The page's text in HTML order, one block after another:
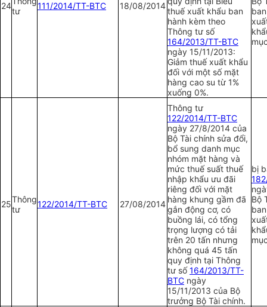
24
tư
111/2014/TT-BTC 18/08/2014
thuế xuất khẩu ban
hành kèm theo
Thông tư số
164/2013/TT-BTC
ngày 15/11/2013:
Giảm thuế xuất khẩu
đối với một số mặt
hàng cao su từ 1%
xuống 0%.
25Thông
tư
122/2014/TT-BTC 27/08/2014
Thông tư
122/2014/TT-BTC
ngày 27/8/2014 của
Bộ Tài chính sửa đổi,
bổ sung danh mục
nhóm mặt hàng và
mức thuế suất thuế
nhập khẩu ưu đãi
riêng đối với mặt
hàng khung gầm đã
gắn động cơ, có
buồng lái, có tổng
trọng lượng có tải
trên 20 tấn nhưng
không quá 45 tấn
quy định tại Thông
tư số164/2013/TT-
BTC ngày
15/11/2013 của Bộ
trưởng Bộ Tài chính.
bị
1
Bộ